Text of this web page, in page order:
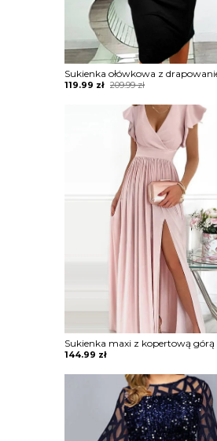
209.99zł
Original
119.99 zł
Current
144.99 zł